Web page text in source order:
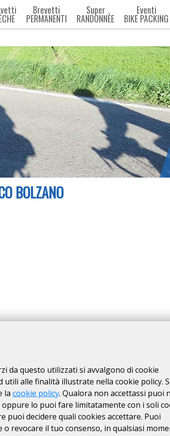
Brevetti
PERMANENTI
Super
RANDONNÈE
Eventi
BIKE PACKING
BOLZANO
momento compreso tra le 4:30 e le 5:00 del 6
momento compreso tra le 4:30 e le 5:00 del 6
compreso tra le 5:30 e le 6:00 del 7
da questo utilizzati si avvalgono di cookie
utili alle finalità illustrate nella cookie policy.
la cookie policy. Qualora non accettassi puoi
lo puoi fare limitatamente con i soli
puoi decidere quali cookies accettare. Puoi
revocare il tuo consenso, in qualsiasi